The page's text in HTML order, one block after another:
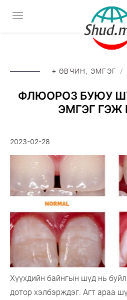
+ ӨВЧИН, ЭМГЭГ /
ФЛЮОРОЗ БУЮУ
ЭМГЭГ ГЭЖ
2023-02-28
Хүүхдийн байнгын шүд нь
дотор хэлбэрждэг. Агт араа